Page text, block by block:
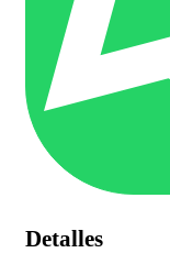
Detalles